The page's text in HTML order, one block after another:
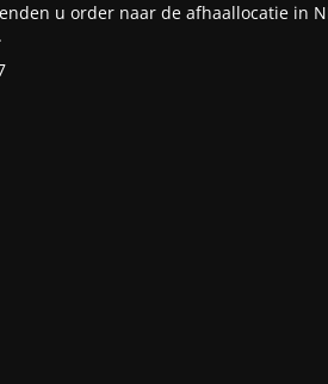
u order naar de afhaallocatie in